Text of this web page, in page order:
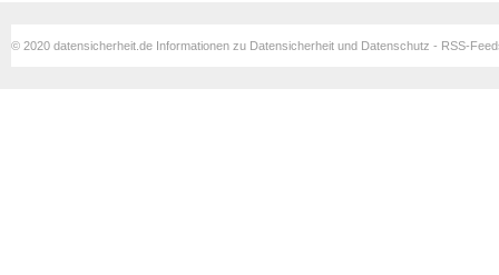
© 2020 datensicherheit.de Informationen zu Datensicherheit und Datenschutz - RSS-